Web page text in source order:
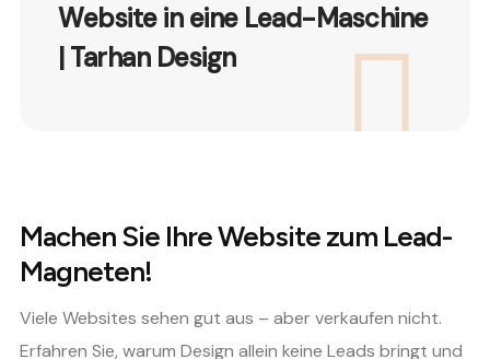
Website in eine Lead-Maschine
| Tarhan Design
Machen Sie Ihre Website zum Lead-
Magneten!
Viele Websites sehen gut aus – aber verkaufen nicht.
Erfahren Sie, warum Design allein keine Leads bringt und